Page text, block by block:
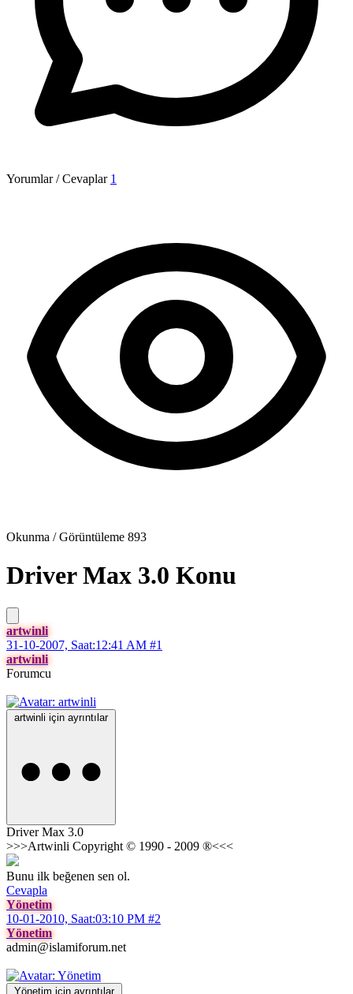
Yorumlar / Cevaplar 1
Okunma / Görüntüleme 893
Driver Max 3.0 Konu
artwinli
31-10-2007, Saat:12:41 AM #1
artwinli
Forumcu
artwinli için ayrıntılar
Driver Max 3.0
>>>Artwinli Copyright © 1990 - 2009 ®<<<
Bunu ilk beğenen sen ol.
Cevapla
Yönetim
10-01-2010, Saat:03:10 PM #2
Yönetim
admin@islamiforum.net
Yönetim için ayrıntılar